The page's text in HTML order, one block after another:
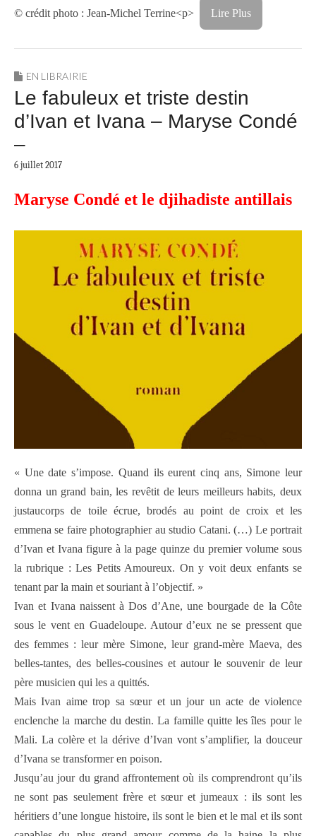
© crédit photo : Jean-Michel Terrine<p> Lire Plus
EN LIBRAIRIE
Le fabuleux et triste destin
d’Ivan et Ivana – Maryse Condé
–
6 juillet 2017
Maryse Condé et le djihadiste antillais
« Une date s’impose. Quand ils eurent cinq ans, Simone leur
donna un grand bain, les revêtit de leurs meilleurs habits, deux
justaucorps de toile écrue, brodés au point de croix et les
emmena se faire photographier au studio Catani. (…) Le portrait
d’Ivan et Ivana figure à la page quinze du premier volume sous
la rubrique : Les Petits Amoureux. On y voit deux enfants se
tenant par la main et souriant à l’objectif. »
Ivan et Ivana naissent à Dos d’Ane, une bourgade de la Côte
sous le vent en Guadeloupe. Autour d’eux ne se pressent que
des femmes : leur mère Simone, leur grand-mère Maeva, des
belles-tantes, des belles-cousines et autour le souvenir de leur
père musicien qui les a quittés.
Mais Ivan aime trop sa sœur et un jour un acte de violence
enclenche la marche du destin. La famille quitte les îles pour le
Mali. La colère et la dérive d’Ivan vont s’amplifier, la douceur
d’Ivana se transformer en poison.
Jusqu’au jour du grand affrontement où ils comprendront qu’ils
ne sont pas seulement frère et sœur et jumeaux : ils sont les
héritiers d’une longue histoire, ils sont le bien et le mal et ils sont